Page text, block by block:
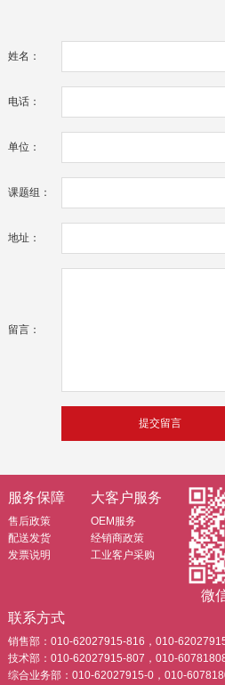
姓名：
电话：
单位：
课题组：
地址：
留言：
服务保障
售后政策
配送发货
发票说明
大客户服务
OEM服务
经销商政策
工业客户采购
微
联系方式
销售部：010-62027915-816，010-
技术部：010-62027915-807，010-
综合业务部：010-62027915-0，010-